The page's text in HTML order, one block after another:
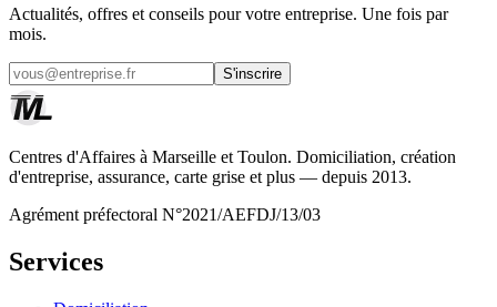
Actualités, offres et conseils pour votre entreprise. Une fois par
mois.
S'inscrire
Centres d'Affaires à Marseille et Toulon. Domiciliation, création
d'entreprise, assurance, carte grise et plus — depuis 2013.
Agrément préfectoral N°2021/AEFDJ/13/03
Services